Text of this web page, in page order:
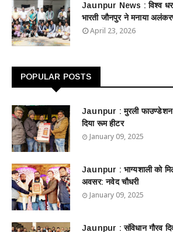
Jaunpur News : विश्व
भारती जौनपुर ने मनाया
April 23, 2026
POPULAR POSTS
Jaunpur : ​मुरली फाउण्डेशन
दिया रूम हीटर
January 09, 2025
Jaunpur : ​भाग्यशाली को
अवसर: नवेद चौधरी
January 09, 2025
Jaunpur : ​संविधान गौरव